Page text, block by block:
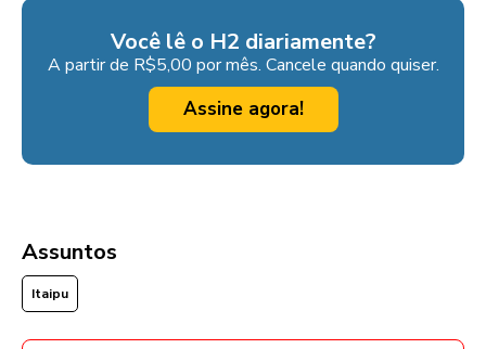
Você lê o H2 diariamente?
A partir de R$5,00 por mês. Cancele quando quiser.
Assine agora!
Assuntos
Itaipu